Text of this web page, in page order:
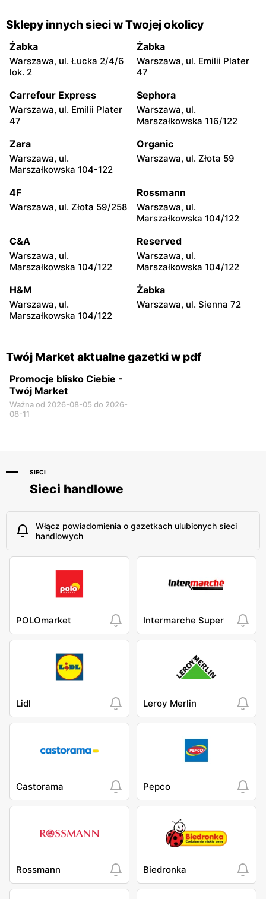
Ślesin, ul. Kleczewska 12b Toruń, ul. Legionów 27a
Twój Market
Konin, ul. Łężyńska 13a
Twój Market
Konin, ul. Zakole 2
Konin, ul. Fryderyka
Chopina 24a
Jeziora Wielkie, ul. Jeziora
Wielkie 13a
Posada, ul. Matejki 10D Kleczew, ul. 3 Maja 2
Twój Market
Twój Market Twój Market
Wójcin, ul. Wójcin 70
Twój Market
Rychwał, ul. Sportowa 1
Twój Market
Wilczyn, ul. Strzelińska 12b
Sklepy innych sieci w Twojej okolicy
Żabka
Warszawa, ul. Łucka 2/4/6
lok. 2
Żabka
Warszawa, ul. Emilii Plater
47
Carrefour Express
Warszawa, ul. Emilii Plater
47
Sephora
Warszawa, ul.
Marszałkowska 116/122
Zara
Warszawa, ul.
Marszałkowska 104-122
Organic
Warszawa, ul. Złota 59
4F
Warszawa, ul. Złota 59/258
Rossmann
Warszawa, ul.
Marszałkowska 104/122
C&A
Warszawa, ul.
Marszałkowska 104/122
Reserved
Warszawa, ul.
Marszałkowska 104/122
H&M
Warszawa, ul.
Marszałkowska 104/122
Żabka
Warszawa, ul. Sienna 72
Twój Market aktualne gazetki w pdf
Promocje blisko Ciebie -
Twój Market
Ważna od 2026-08-05 do 2026-
08-11
SIECI
Sieci handlowe
Włącz powiadomienia o gazetkach ulubionych sieci
handlowych
POLOmarket Intermarche Super
Lidl Leroy Merlin
Castorama Pepco
Rossmann Biedronka